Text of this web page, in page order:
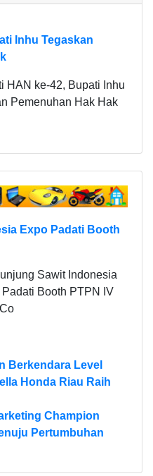
Inhu Tegaskan
HAN ke-42, Bupati Inhu
Pemenuhan Hak Hak
Expo Padati Booth
Sawit Indonesia
Padati Booth PTPN IV
Berkendara Level
Honda Riau Raih
Champion
Pertumbuhan